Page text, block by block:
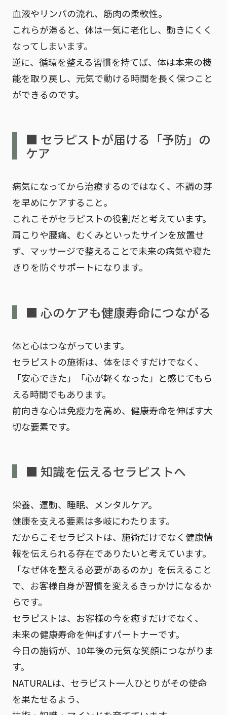
血液やリンパの流れ、筋肉の柔軟性。
これらが滞ると、体は一気に老化し、動きにくく
なってしまいます。
逆に、循環を整える習慣を持てば、体は本来の機
能を取り戻し、 元気で動ける時間を長く保つこと
ができるのです。
■ セラピストが届ける「予防」の
ケア
病気になってから治療するのではなく、 不調の芽
を早めにケアすること。
これこそがセラピストの役割だと考えています。
肩こりや腰痛、むくみといったサインを放置せ
ず、マッサージで整えることで未来の病気や寝た
きりを防ぐサポートになります。
■ 心のケアも健康寿命につながる
体と心はつながっています。
セラピストの施術は、体をほぐすだけでなく、
「安心できた」「心が軽くなった」と感じてもら
える時間でもあります。
前向きな心は免疫力を高め、健康寿命を伸ばす大
切な要素です。
■ 知識を伝えるセラピストへ
栄養、運動、睡眠、メンタルケア。
健康を支える要素は多岐にわたります。
だからこそセラピストは、施術だけでなく健康情
報を伝えられる存在でありたいと考えています。
「なぜ体を整える必要があるのか」を伝えること
で、お客様自身が習慣を変えるきっかけになるか
らです。
セラピストは、お客様の今を癒すだけでなく、
未来の健康寿命を伸ばすパートナーです。
今日の施術が、10年後の元気な笑顔につながりま
す。
NATURALは、セラピスト一人ひとりがその使命
を果たせるよう、